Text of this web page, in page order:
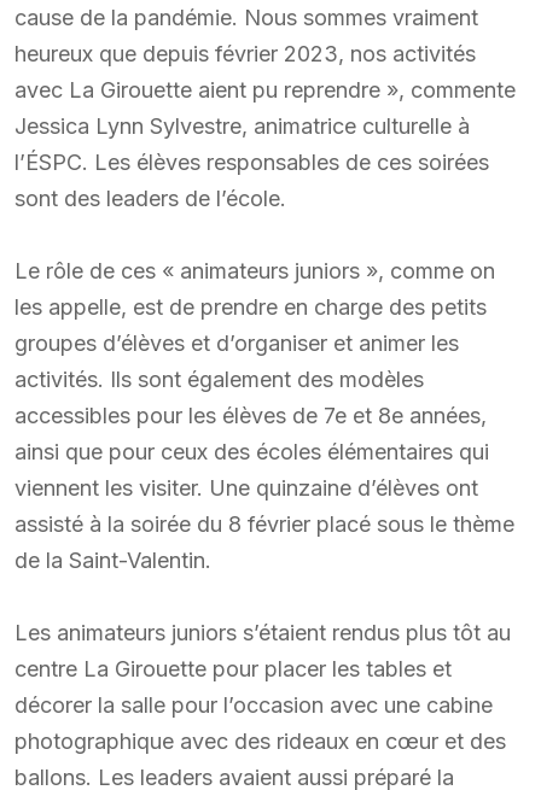
cause de la pandémie. Nous sommes vraiment
heureux que depuis février 2023, nos activités
avec La Girouette aient pu reprendre », commente
Jessica Lynn Sylvestre, animatrice culturelle à
l’ÉSPC. Les élèves responsables de ces soirées
sont des leaders de l’école.
Le rôle de ces « animateurs juniors », comme on
les appelle, est de prendre en charge des petits
groupes d’élèves et d’organiser et animer les
activités. Ils sont également des modèles
accessibles pour les élèves de 7e et 8e années,
ainsi que pour ceux des écoles élémentaires qui
viennent les visiter. Une quinzaine d’élèves ont
assisté à la soirée du 8 février placé sous le thème
de la Saint-Valentin.
Les animateurs juniors s’étaient rendus plus tôt au
centre La Girouette pour placer les tables et
décorer la salle pour l’occasion avec une cabine
photographique avec des rideaux en cœur et des
ballons. Les leaders avaient aussi préparé la